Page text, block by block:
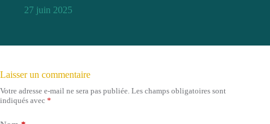
27 juin 2025
Laisser un commentaire
Votre adresse e-mail ne sera pas publiée. Les champs obligatoires sont
indiqués avec *